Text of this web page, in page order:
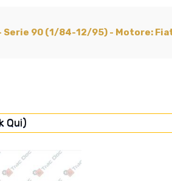
Serie 90 (1/84-12/95) - Motore:
Qui)